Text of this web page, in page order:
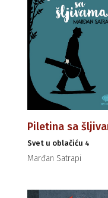
Piletina sa
Svet u oblačiću 4
Marđan Satrapi